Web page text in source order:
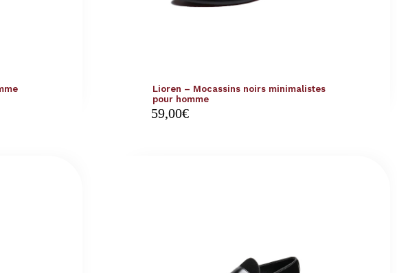
Lioren – Mocassins noirs minimalistes
pour homme
59,00€